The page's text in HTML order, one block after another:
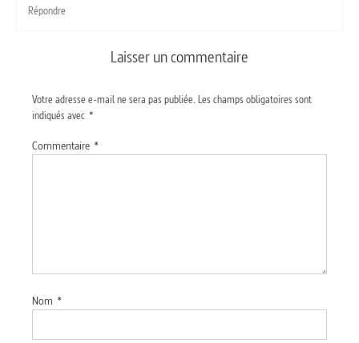
Répondre
Laisser un commentaire
Votre adresse e-mail ne sera pas publiée. Les champs obligatoires sont
indiqués avec *
Commentaire *
Nom *